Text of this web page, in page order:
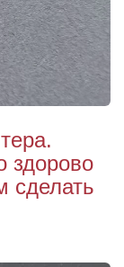
здорово
сделать